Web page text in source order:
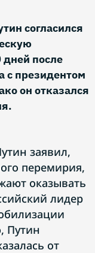
согласился
после
с президентом
он отказался
заявил,
перемирия,
оказывать
лидер
Путин
от